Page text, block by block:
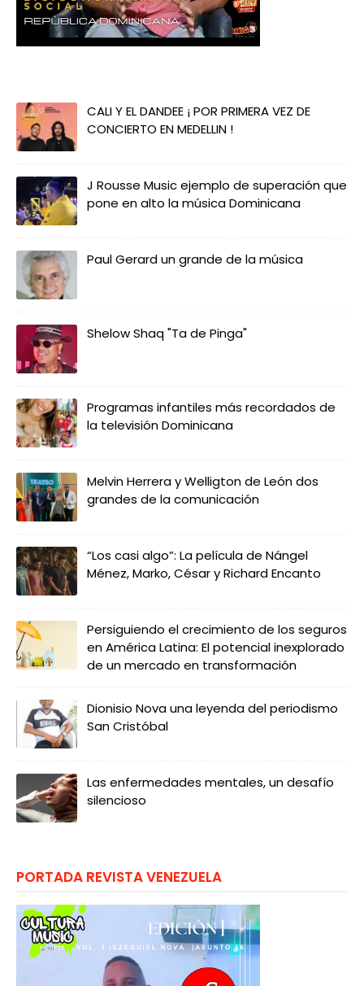
CALI Y EL DANDEE ¡ POR PRIMERA VEZ DE
CONCIERTO EN MEDELLIN !
J Rousse Music ejemplo de superación que
pone en alto la música Dominicana
Paul Gerard un grande de la música
Shelow Shaq "Ta de Pinga"
Programas infantiles más recordados de
la televisión Dominicana
Melvin Herrera y Welligton de León dos
grandes de la comunicación
“Los casi algo”: La película de Nángel
Ménez, Marko, César y Richard Encanto
Persiguiendo el crecimiento de los seguros
en América Latina: El potencial inexplorado
de un mercado en transformación
Dionisio Nova una leyenda del periodismo
San Cristóbal
Las enfermedades mentales, un desafío
silencioso
PORTADA REVISTA VENEZUELA